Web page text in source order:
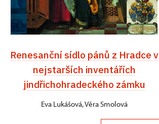
Renesanční sídlo pánů z Hradce v
nejstarších inventářích
jindřichohradeckého zámku
Eva Lukášová, Věra Smolová